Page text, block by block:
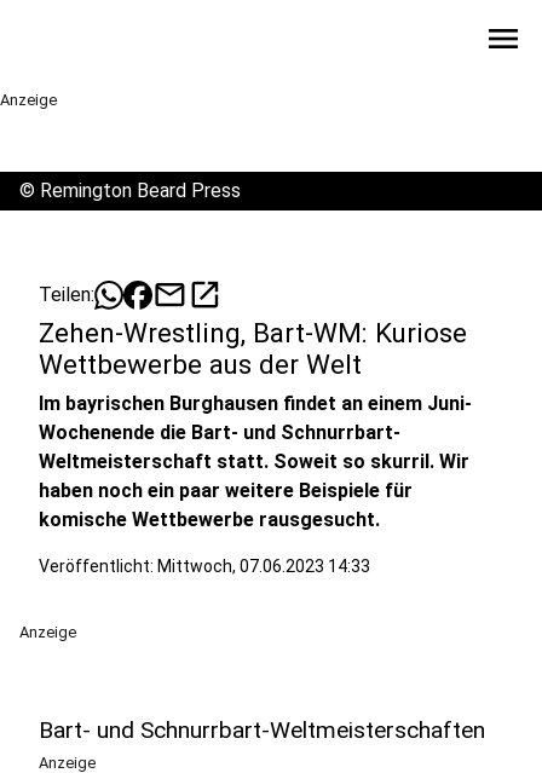
menu
Anzeige
© Remington Beard Press
Teilen: mailopen_in_new
Zehen-Wrestling, Bart-WM: Kuriose
Wettbewerbe aus der Welt
Im bayrischen Burghausen findet an einem Juni-
Wochenende die Bart- und Schnurrbart-
Weltmeisterschaft statt. Soweit so skurril. Wir
haben noch ein paar weitere Beispiele für
komische Wettbewerbe rausgesucht.
Veröffentlicht: Mittwoch, 07.06.2023 14:33
Anzeige
Bart- und Schnurrbart-Weltmeisterschaften
Anzeige